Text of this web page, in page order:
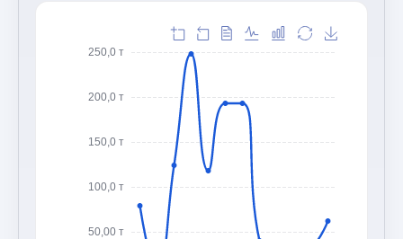
50,00 т
100,0 т
150,0 т
200,0 т
250,0 т